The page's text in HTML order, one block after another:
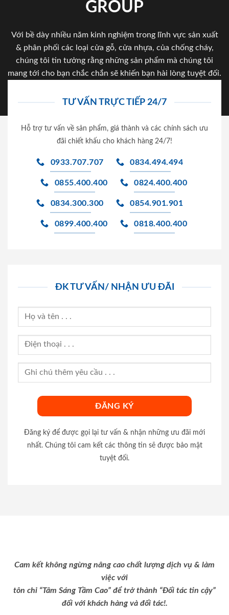
GROUP
Với bề dày nhiều năm kinh nghiệm trong lĩnh vực sản xuất
& phân phối các loại cửa gỗ, cửa nhựa, của chống cháy,
chúng tôi tin tưởng rằng những sản phẩm mà chúng tôi
mang tới cho bạn chắc chắn sẽ khiến bạn hài lòng tuyệt đối.
TƯ VẤN TRỰC TIẾP 24/7
Hỗ trợ tư vấn về sản phẩm, giá thành và các chính sách ưu
đãi chiết khấu cho khách hàng 24/7!
0933.707.707 0834.494.494
0855.400.400 0824.400.400
0834.300.300 0854.901.901
0899.400.400 0818.400.400
ĐK TƯ VẤN/ NHẬN ƯU ĐÃI
Đăng ký để được gọi lại tư vấn & nhận những ưu đãi mới
nhất. Chúng tôi cam kết các thông tin sẽ được bảo mật
tuyệt đối.
Cam kết không ngừng nâng cao chất lượng dịch vụ & làm
việc với
tôn chỉ “Tâm Sáng Tầm Cao” để trở thành “Đối tác tin cậy”
đối với khách hàng và đối tác!.